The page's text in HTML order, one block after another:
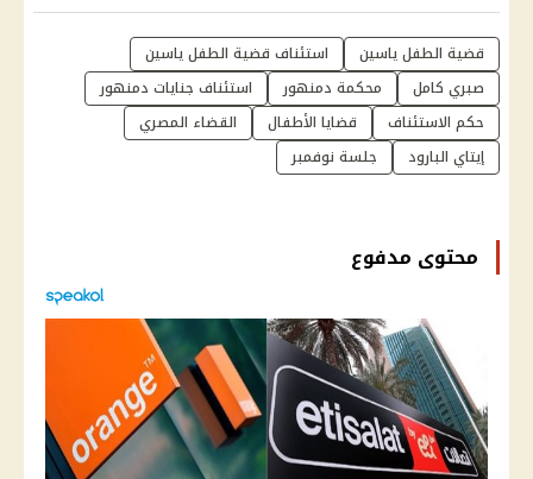
قضية الطفل ياسين
استئناف قضية الطفل ياسين
صبري كامل
محكمة دمنهور
استئناف جنايات دمنهور
حكم الاستئناف
قضايا الأطفال
القضاء المصري
إيتاي البارود
جلسة نوفمبر
محتوى مدفوع